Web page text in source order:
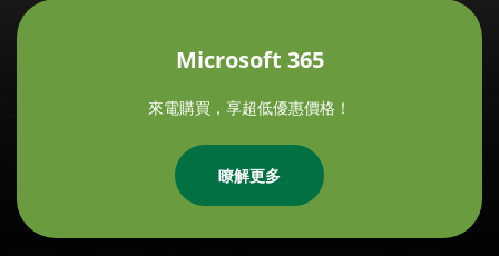
Microsoft 365
來電購買，享超低優惠價格！
瞭解更多